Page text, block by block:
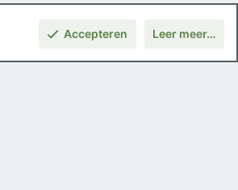
Accepteren Leer meer…